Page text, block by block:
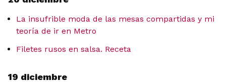
La insufrible moda de las mesas compartidas y mi
teoría de ir en Metro
Filetes rusos en salsa. Receta
19 diciembre